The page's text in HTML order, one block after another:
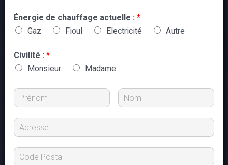
Énergie de chauffage actuelle : *
Gaz
Fioul Electricité Autre
Civilité : *
Monsieur
Madame